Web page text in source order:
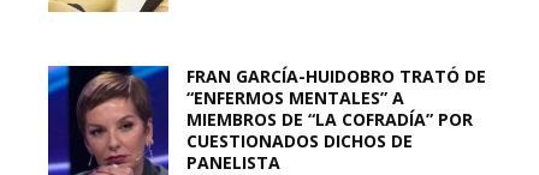
FRAN GARCÍA-HUIDOBRO TRATÓ DE
“ENFERMOS MENTALES” A
MIEMBROS DE “LA COFRADÍA” POR
CUESTIONADOS DICHOS DE
PANELISTA